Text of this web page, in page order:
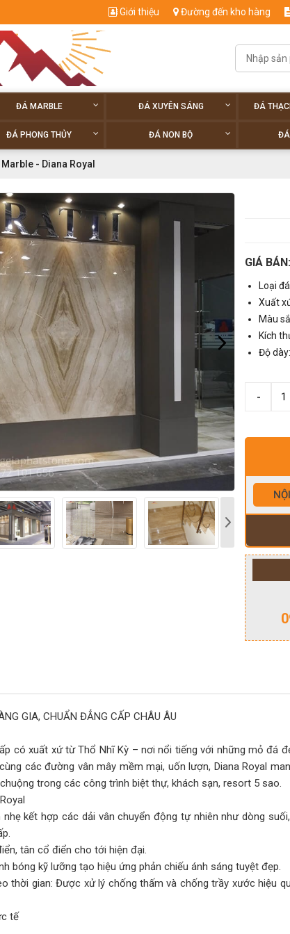
Giới thiệu Đường đến kho hàng
ĐÁ MARBLE ĐÁ XUYÊN SÁNG ĐÁ
ĐÁ PHONG THỦY ĐÁ NON BỘ ĐÁ
- Diana Royal
GIÁ BÁN:
Loại
Xuất
Màu
Kích
Độ
GIA, CHUẨN ĐẲNG CẤP CHÂU ÂU
có xuất xứ từ Thổ Nhĩ Kỳ – nơi nổi tiếng với những mỏ đá
các đường vân mây mềm mại, uốn lượn, Diana Royal
trong các công trình biệt thự, khách sạn, resort 5 sao.
kết hợp các dải vân chuyển động tự nhiên như dòng
tân cổ điển cho tới hiện đại.
bóng kỹ lưỡng tạo hiệu ứng phản chiếu ánh sáng tuyệt đẹp.
thời gian: Được xử lý chống thấm và chống trầy xước hiệu
tế